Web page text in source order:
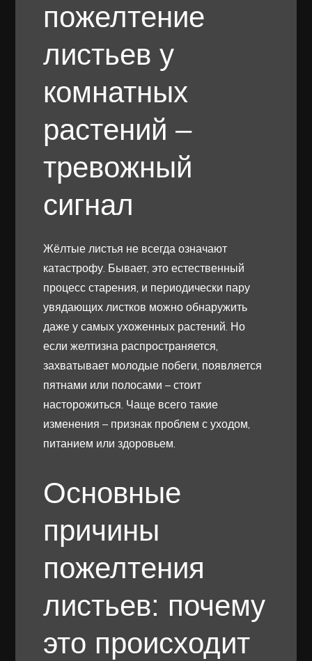
пожелтение
листьев у
комнатных
растений –
тревожный
сигнал
Жёлтые листья не всегда означают
катастрофу. Бывает, это естественный
процесс старения, и периодически пару
увядающих листков можно обнаружить
даже у самых ухоженных растений. Но
если желтизна распространяется,
захватывает молодые побеги, появляется
пятнами или полосами – стоит
насторожиться. Чаще всего такие
изменения – признак проблем с уходом,
питанием или здоровьем.
Основные
причины
пожелтения
листьев: почему
это происходит